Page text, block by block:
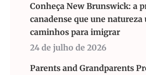
Conheça New Brunswick: a
canadense que une natureza
caminhos para imigrar
24 de julho de 2026
Parents and Grandparents